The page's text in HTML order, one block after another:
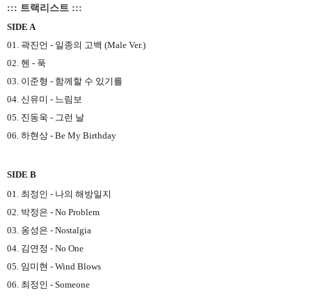
::: 트랙리스트 :::
SIDE A
01. 곽진언 - 일종의 고백 (Male Ver.)
02. 헨 - 푹
03. 이준형 - 함께할 수 있기를
04. 신유미 - 느림보
05. 진동욱 - 그런 날
06. 하현상 - Be My Birthday
SIDE B
01. 최정인 - 나의 해방일지
02. 박정은 - No Problem
03. 옹성은 - Nostalgia
04. 김연정 - No One
05. 임미현 - Wind Blows
06. 최정인 - Someone